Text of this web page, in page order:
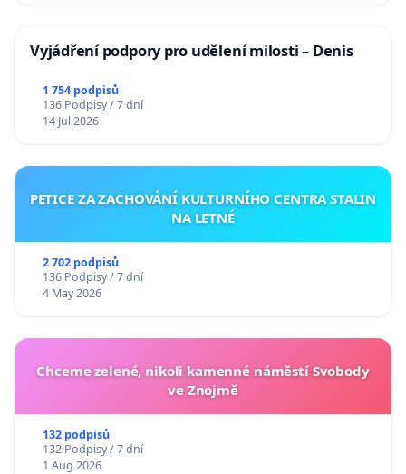
Vyjádření podpory pro udělení milosti – Denis
1 754 podpisů
136 Podpisy / 7 dní
14 Jul 2026
PETICE ZA ZACHOVÁNÍ KULTURNÍHO CENTRA STALIN
NA LETNÉ
2 702 podpisů
136 Podpisy / 7 dní
4 May 2026
Chceme zelené, nikoli kamenné náměstí Svobody
ve Znojmě
132 podpisů
132 Podpisy / 7 dní
1 Aug 2026